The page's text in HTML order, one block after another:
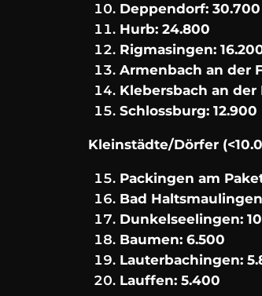
Deppendorf: 30.700
Hurb: 24.800
Rigmasingen:
Armenbach an der
Klebersbach an der
Schlossburg: 12.900
Kleinstädte/Dörfer
Packingen am
Bad
Dunkelseelingen:
Baumen: 6.500
Lauterbachingen:
Lauffen: 5.400